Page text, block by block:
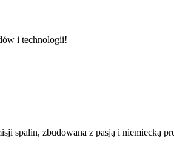
i technologii!
spalin, zbudowana z pasją i niemiecką